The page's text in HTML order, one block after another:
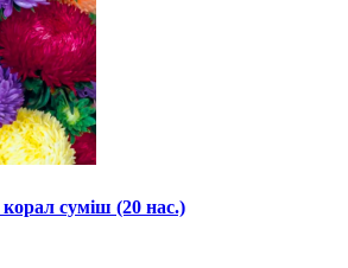
суміш (20 нас.)